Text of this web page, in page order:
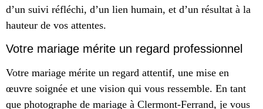
d’un suivi réfléchi, d’un lien humain, et d’un résultat à la
hauteur de vos attentes.
Votre mariage mérite un regard professionnel
Votre mariage mérite un regard attentif, une mise en
œuvre soignée et une vision qui vous ressemble. En tant
que photographe de mariage à Clermont-Ferrand, je vous